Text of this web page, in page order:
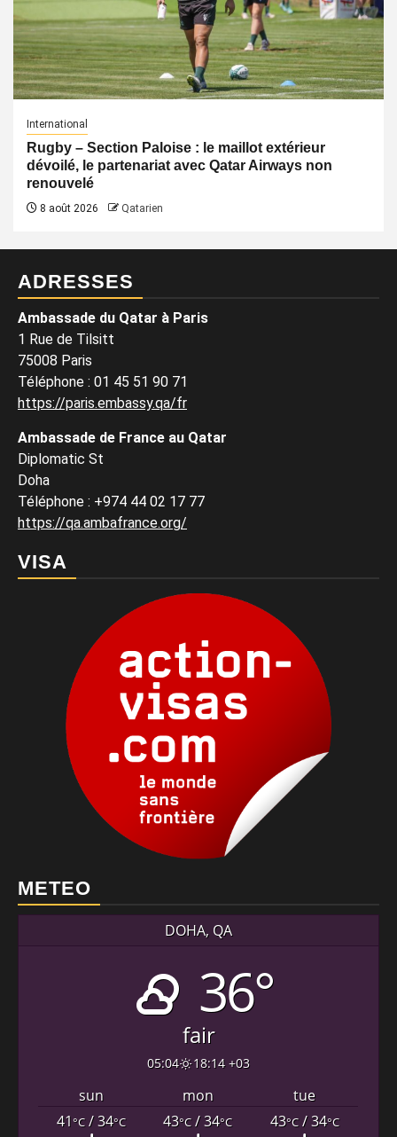
International
Rugby – Section Paloise : le maillot extérieur
dévoilé, le partenariat avec Qatar Airways non
renouvelé
8 août 2026 Qatarien
ADRESSES
Ambassade du Qatar à Paris
1 Rue de Tilsitt
75008 Paris
Téléphone : 01 45 51 90 71
https://paris.embassy.qa/fr
Ambassade de France au Qatar
Diplomatic St
Doha
Téléphone : +974 44 02 17 77
https://qa.ambafrance.org/
VISA
METEO
DOHA, QA
36°
fair
05:04 18:14 +03
sun mon
tue
41°C/ 34°C 43°C/ 34°C 43°C/ 34°C